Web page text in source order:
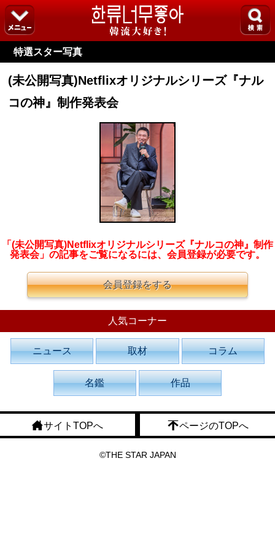
特選スター写真
(未公開写真)Netflixオリジナルシリーズ『ナル
コの神』制作発表会
「(未公開写真)Netflixオリジナルシリーズ『ナルコの神』制作
発表会」の記事をご覧になるには、会員登録が必要です。
会員登録をする
人気コーナー
ニュース 取材 コラム
名鑑 作品
サイトTOPへ ページのTOPへ
©THE STAR JAPAN